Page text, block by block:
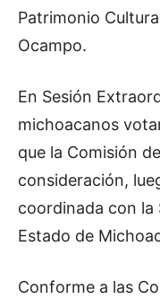
Patrimonio
Ocampo.
En Sesión
michoacanos
que la Comisión
consideración,
coordinada con la
Estado de
Conforme a las